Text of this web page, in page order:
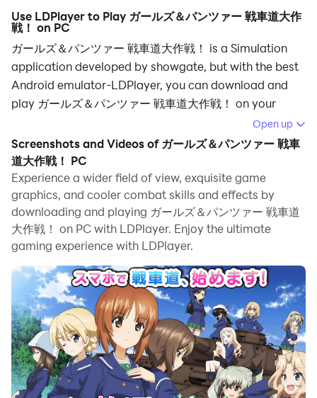
Use LDPlayer to Play ガールズ＆パンツァー 戦車道大作
戦！ on PC
ガールズ＆パンツァー 戦車道大作戦！ is a Simulation
application developed by showgate, but with the best
Android emulator-LDPlayer, you can download and
play ガールズ＆パンツァー 戦車道大作戦！ on your
Running ガールズ＆パンツァー 戦車道大作戦！ on your
computer allows you to browse clearly on a large
screen, and controlling the application with a mouse
and keyboard is much faster than using touchscreen,
all while never having to worry about device battery
issues.
With multi-instance and synchronization features, you
can even run multiple applications and accounts on
your PC.
And file sharing makes sharing images, videos, and
files incredibly easy.
Download ガールズ＆パンツァー 戦車道大作戦！ and
Open up
Screenshots and Videos of ガールズ＆パンツァー 戦車
道大作戦！ PC
Experience a wider field of view, exquisite game
graphics, and cooler combat skills and effects by
downloading and playing ガールズ＆パンツァー 戦車道
大作戦！ on PC with LDPlayer. Enjoy the ultimate
gaming experience with LDPlayer.